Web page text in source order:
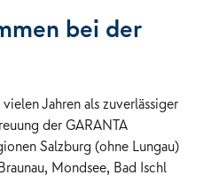
bei der
Jahren als zuverlässiger
der GARANTA
Salzburg (ohne Lungau)
Mondsee, Bad Ischl